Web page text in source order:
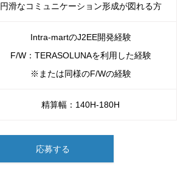
円滑なコミュニケーション形成が図れる方
Intra-martのJ2EE開発経験
F/W：TERASOLUNAを利用した経験
※または同様のF/Wの経験
精算幅：140H-180H
応募する